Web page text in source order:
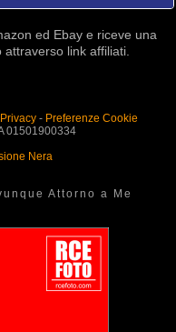
ed Ebay e riceve una
link affiliati.
- Preferenze Cookie
01501900334
Nera
Attorno a Me